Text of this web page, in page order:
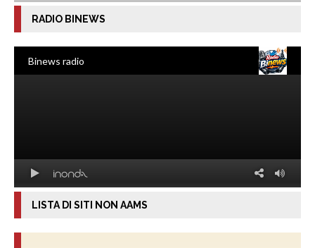
RADIO BINEWS
LISTA DI SITI NON AAMS